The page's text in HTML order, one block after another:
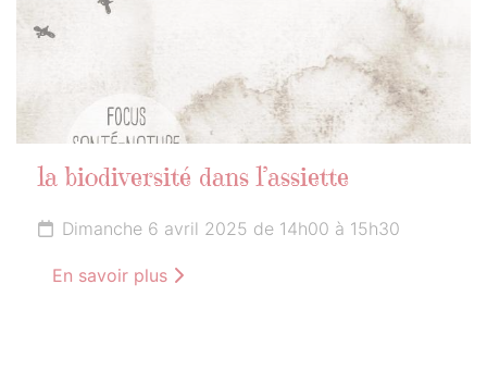
la biodiversité dans l’assiette
Dimanche 6 avril 2025 de 14h00 à 15h30
En savoir plus